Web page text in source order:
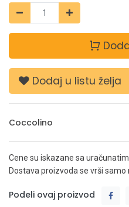
Dodaj u listu želja
Coccolino
Cene su iskazane sa uračunatim
Dostava proizvoda se vrši samo
Podeli ovaj proizvod